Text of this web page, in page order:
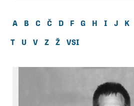
A B C Č D F G H I J K
T U V Z Ž VSI